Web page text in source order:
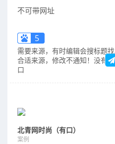
不可带网址
5
需要来源，有时编辑会搜标题找
合适来源，修改不通知！没有入
口
北青网时尚（有口）
案例